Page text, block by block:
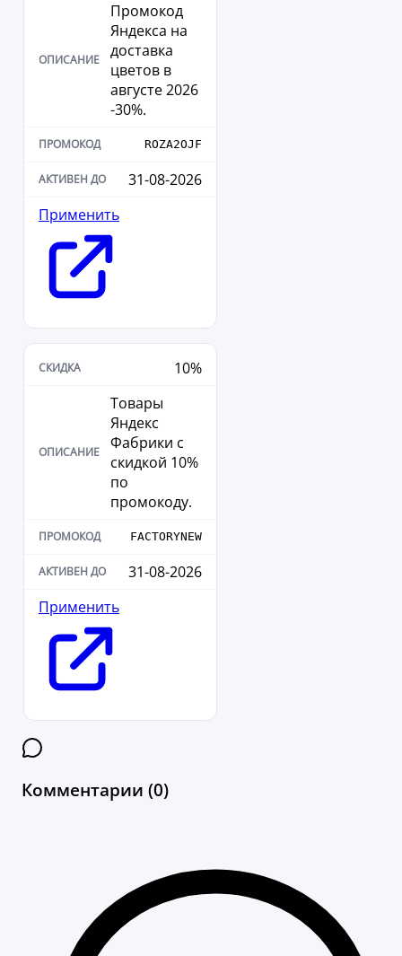
Промокод
Яндекса на
доставка
цветов в
августе 2026
-30%.
ROZA2OJF
31-08-2026
Применить
10%
Товары
Яндекс
Фабрики с
скидкой 10%
по
промокоду.
FACTORYNEW
31-08-2026
Применить
Комментарии (0)